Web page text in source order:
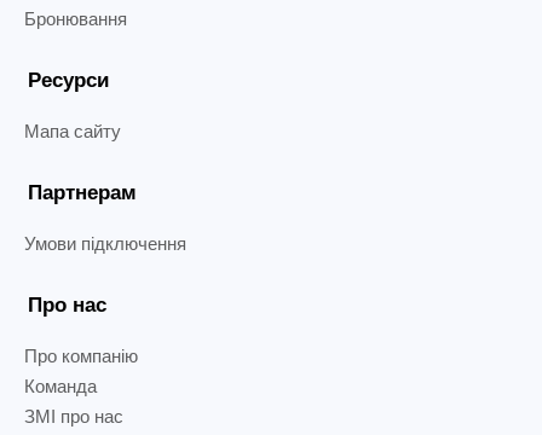
Бронювання
Ресурси
Мапа сайту
Партнерам
Умови підключення
Про нас
Про компанію
Команда
ЗМІ про нас